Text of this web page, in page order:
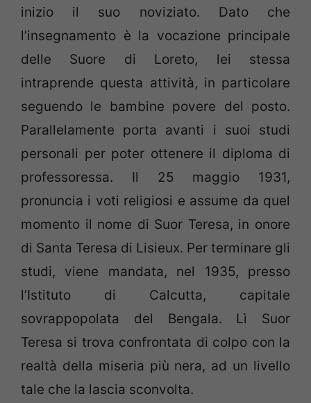
inizio il suo noviziato. Dato che
l’insegnamento è la vocazione principale
delle Suore di Loreto, lei stessa
intraprende questa attività, in particolare
seguendo le bambine povere del posto.
Parallelamente porta avanti i suoi studi
personali per poter ottenere il diploma di
professoressa. Il 25 maggio 1931,
pronuncia i voti religiosi e assume da quel
momento il nome di Suor Teresa, in onore
di Santa Teresa di Lisieux. Per terminare gli
studi, viene mandata, nel 1935, presso
l’Istituto di Calcutta, capitale
sovrappopolata del Bengala. Lì Suor
Teresa si trova confrontata di colpo con la
realtà della miseria più nera, ad un livello
tale che la lascia sconvolta.